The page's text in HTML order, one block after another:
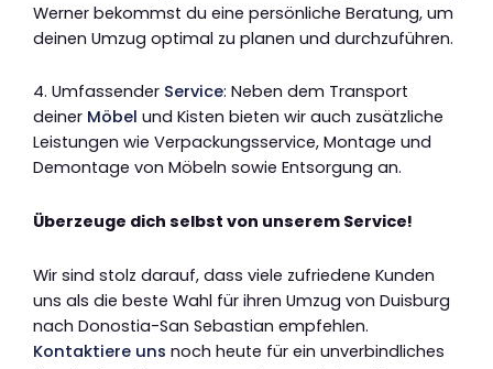
Werner bekommst du eine persönliche Beratung, um
deinen Umzug optimal zu planen und durchzuführen.
4. Umfassender Service: Neben dem Transport
deiner Möbel und Kisten bieten wir auch zusätzliche
Leistungen wie Verpackungsservice, Montage und
Demontage von Möbeln sowie Entsorgung an.
Überzeuge dich selbst von unserem Service!
Wir sind stolz darauf, dass viele zufriedene Kunden
uns als die beste Wahl für ihren Umzug von Duisburg
nach Donostia-San Sebastian empfehlen.
Kontaktiere uns noch heute für ein unverbindliches